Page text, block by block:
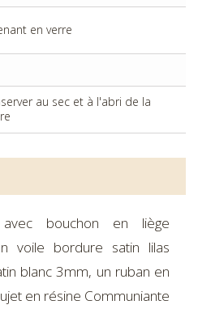
en verre
au sec et à l'abri de la
bouchon en liège
voile bordure satin lilas
blanc 3mm, un ruban en
en résine Communiante